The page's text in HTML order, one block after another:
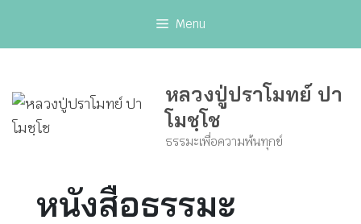
Menu
หลวงปู่ปราโมทย์ ปา
โมชฺโช
ธรรมะเพื่อความพ้นทุกข์
หนังสือธรรมะ